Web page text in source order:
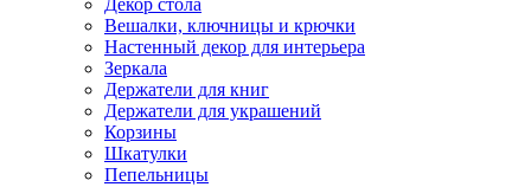
Декор стола
Вешалки, ключницы и крючки
Настенный декор для интерьера
Зеркала
Держатели для книг
Держатели для украшений
Корзины
Шкатулки
Пепельницы